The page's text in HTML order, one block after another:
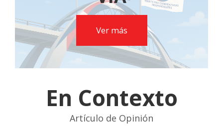
Ver más
En Contexto
Artículo de Opinión